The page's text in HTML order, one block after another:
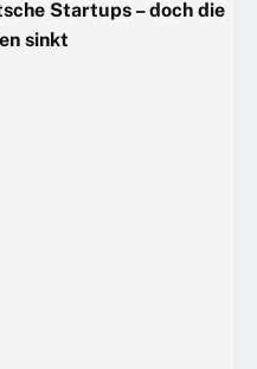
Startups – doch die
sinkt